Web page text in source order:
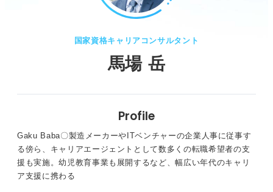
国家資格キャリアコンサルタント
馬場 岳
Profile
Gaku Baba〇製造メーカーやITベンチャーの企業人事に従事す
る傍ら、キャリアエージェントとして数多くの転職希望者の支
援も実施。幼児教育事業も展開するなど、幅広い年代のキャリ
ア支援に携わる